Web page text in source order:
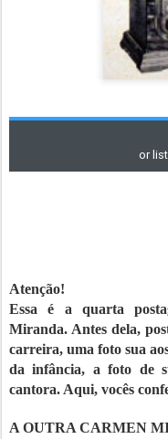
Atenção!
Essa é a quarta
Miranda. Antes dela,
carreira, uma foto sua
da infância, a foto de
cantora. Aqui, vocês
A OUTRA CARMEN